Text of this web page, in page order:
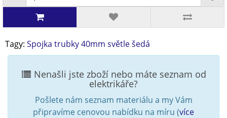
Tagy: Spojka trubky 40mm světle šedá
Nenašli jste zboží nebo máte seznam od
elektrikáře?
Pošlete nám seznam materiálu a my Vám
připravíme cenovou nabídku na míru (více